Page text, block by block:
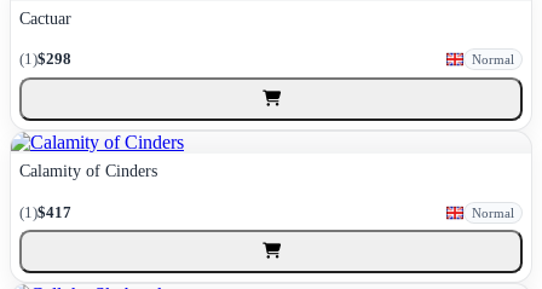
Cactuar
(1)$298 Normal
Calamity of Cinders
(1)$417 Normal